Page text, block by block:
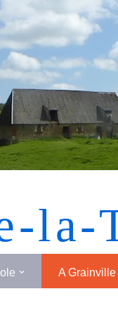
la-
A Grainville